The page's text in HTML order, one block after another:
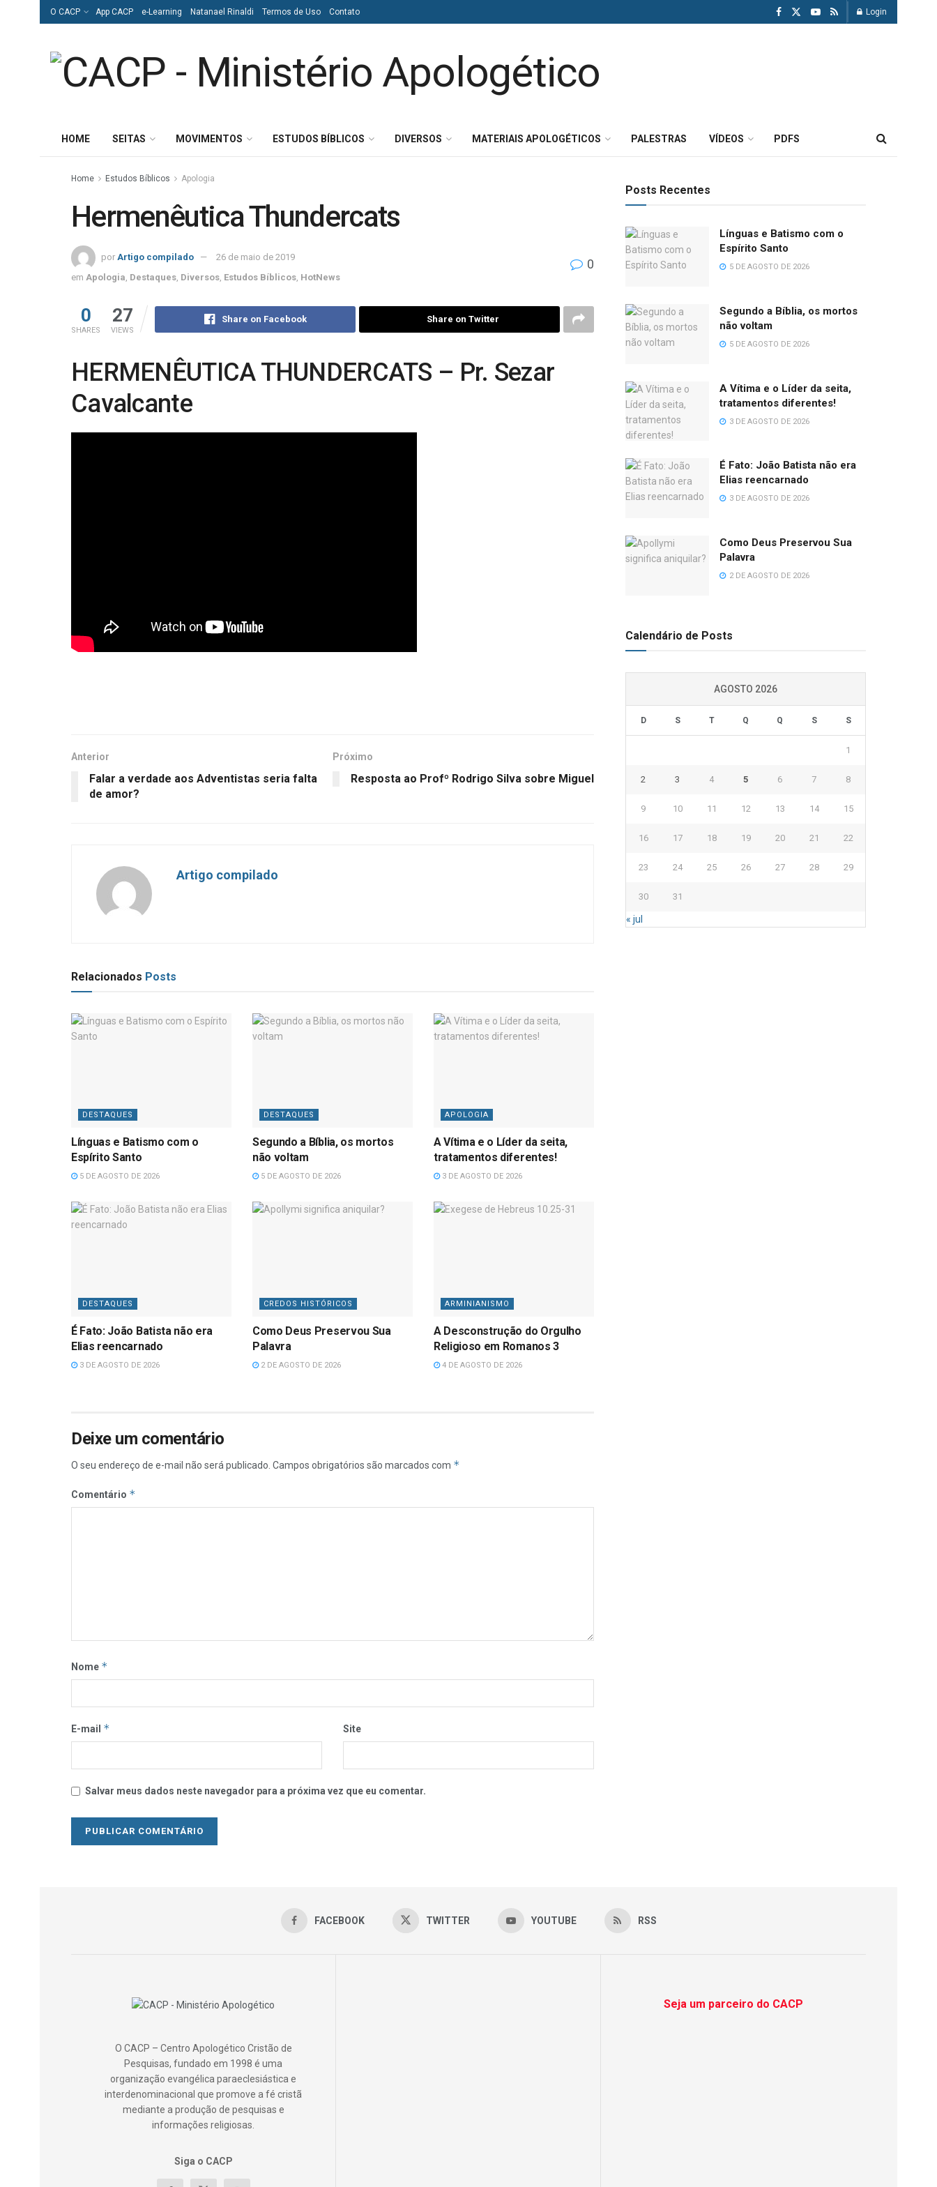
O CACP App CACP e-Learning Natanael Rinaldi Termos de Uso Contato Login
HOME SEITAS MOVIMENTOS ESTUDOS BÍBLICOS DIVERSOS MATERIAIS APOLOGÉTICOS PALESTRAS VÍDEOS PDFS
Home Estudos Bíblicos Apologia
Hermenêutica Thundercats
por Artigo compilado
26 de maio de 2019
em Apologia Destaques Diversos Estudos Bíblicos HotNews
0
0
SHARES
27
VIEWS
Share on Facebook Share on Twitter
HERMENÊUTICA THUNDERCATS – Pr. Sezar
Cavalcante
Anterior
Falar a verdade aos Adventistas seria falta
de amor?
Próximo
Resposta ao Profº Rodrigo Silva sobre Miguel
Artigo compilado
Relacionados Posts
DESTAQUES
Línguas e Batismo com o
Espírito Santo
5 DE AGOSTO DE 2026
DESTAQUES
Segundo a Bíblia, os mortos
não voltam
5 DE AGOSTO DE 2026
APOLOGIA
A Vítima e o Líder da seita,
tratamentos diferentes!
3 DE AGOSTO DE 2026
DESTAQUES
É Fato: João Batista não era
Elias reencarnado
3 DE AGOSTO DE 2026
CREDOS HISTÓRICOS
Como Deus Preservou Sua
Palavra
2 DE AGOSTO DE 2026
ARMINIANISMO
A Desconstrução do Orgulho
Religioso em Romanos 3
4 DE AGOSTO DE 2026
Deixe um comentário
O seu endereço de e-mail não será publicado. Campos obrigatórios são marcados com *
Comentário *
Nome *
E-mail * Site
Salvar meus dados neste navegador para a próxima vez que eu comentar.
Posts Recentes
Línguas e Batismo com o
Espírito Santo
5 DE AGOSTO DE 2026
Segundo a Bíblia, os mortos
não voltam
5 DE AGOSTO DE 2026
A Vítima e o Líder da seita,
tratamentos diferentes!
3 DE AGOSTO DE 2026
É Fato: João Batista não era
Elias reencarnado
3 DE AGOSTO DE 2026
Como Deus Preservou Sua
Palavra
2 DE AGOSTO DE 2026
Calendário de Posts
AGOSTO 2026
D S T Q Q S S
1
2 3 4 5 6 7 8
9 10 11 12 13 14 15
16 17 18 19 20 21 22
23 24 25 26 27 28 29
30 31
« jul
FACEBOOK TWITTER YOUTUBE RSS
O CACP – Centro Apologético Cristão de
Pesquisas, fundado em 1998 é uma
organização evangélica paraeclesiástica e
interdenominacional que promove a fé cristã
mediante a produção de pesquisas e
informações religiosas.
Siga o CACP
Seja um parceiro do CACP